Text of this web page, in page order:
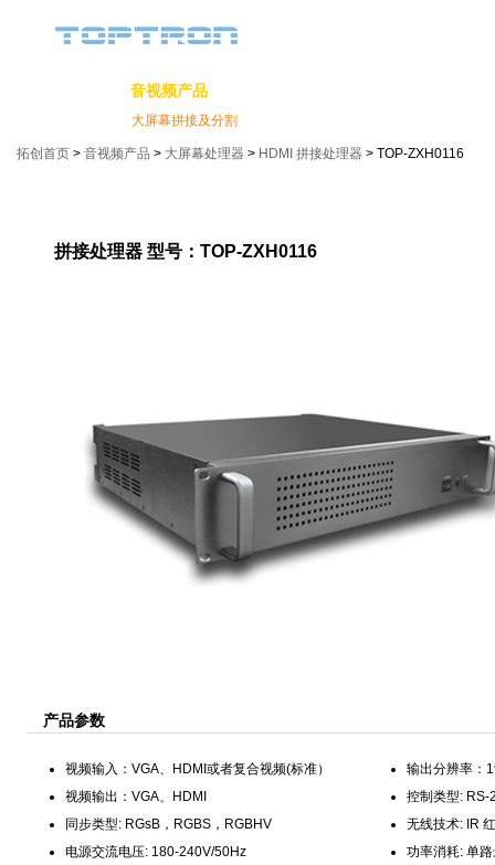
音视频产品
大屏幕拼接及分割
拓创首页 > 音视频产品 > 大屏幕处理器 > HDMI 拼接处理器 > TOP-ZXH0116
拼接处理器 型号：TOP-ZXH0116
产品参数
视频输入：VGA、HDMI或者复合视频(标准）
视频输出：VGA、HDMI
同步类型: RGsB，RGBS，RGBHV
电源交流电压: 180-240V/50Hz
输出分辨率：
控制类型: RS-
无线技术: IR
功率消耗: 单